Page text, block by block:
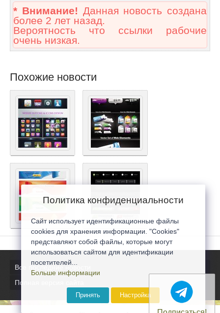
* Внимание! Данная новость создана
более 2 лет назад.
Вероятность что ссылки рабочие
очень низкая.
Похожие новости
Все последние новости
Полная версия сайта
Политика конфиденциальности
Сайт использует идентификационные файлы
cookies для хранения информации. "Cookies"
представляют собой файлы, которые могут
использоваться сайтом для идентификации
посетителей...
Больше информации
Принять Настройка